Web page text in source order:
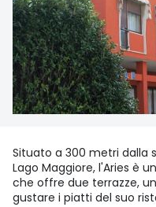
Situato a 300 metri dalla
Lago Maggiore, l'Aries è
che offre due terrazze,
gustare i piatti del suo